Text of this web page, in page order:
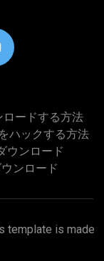
ードする方法
ハックする方法
ウンロード
ンロード
template is made